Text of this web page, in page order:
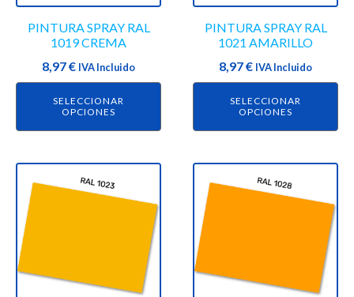
PINTURA SPRAY RAL
1019 CREMA
8,97€ IVA Incluido
SELECCIONAR
OPCIONES
se
pueden
la
de
PINTURA SPRAY RAL
1021 AMARILLO
8,97€ IVA Incluido
SELECCIONAR
OPCIONES
se
pueden
elegir
la
de
producto
tiene
múltiples
variantes.
Las
producto
tiene
múltiples
variantes.
Las